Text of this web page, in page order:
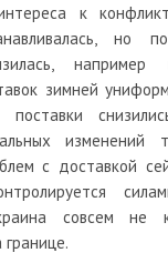
к
но
зимней
поставки
изменений
с доставкой
совсем не